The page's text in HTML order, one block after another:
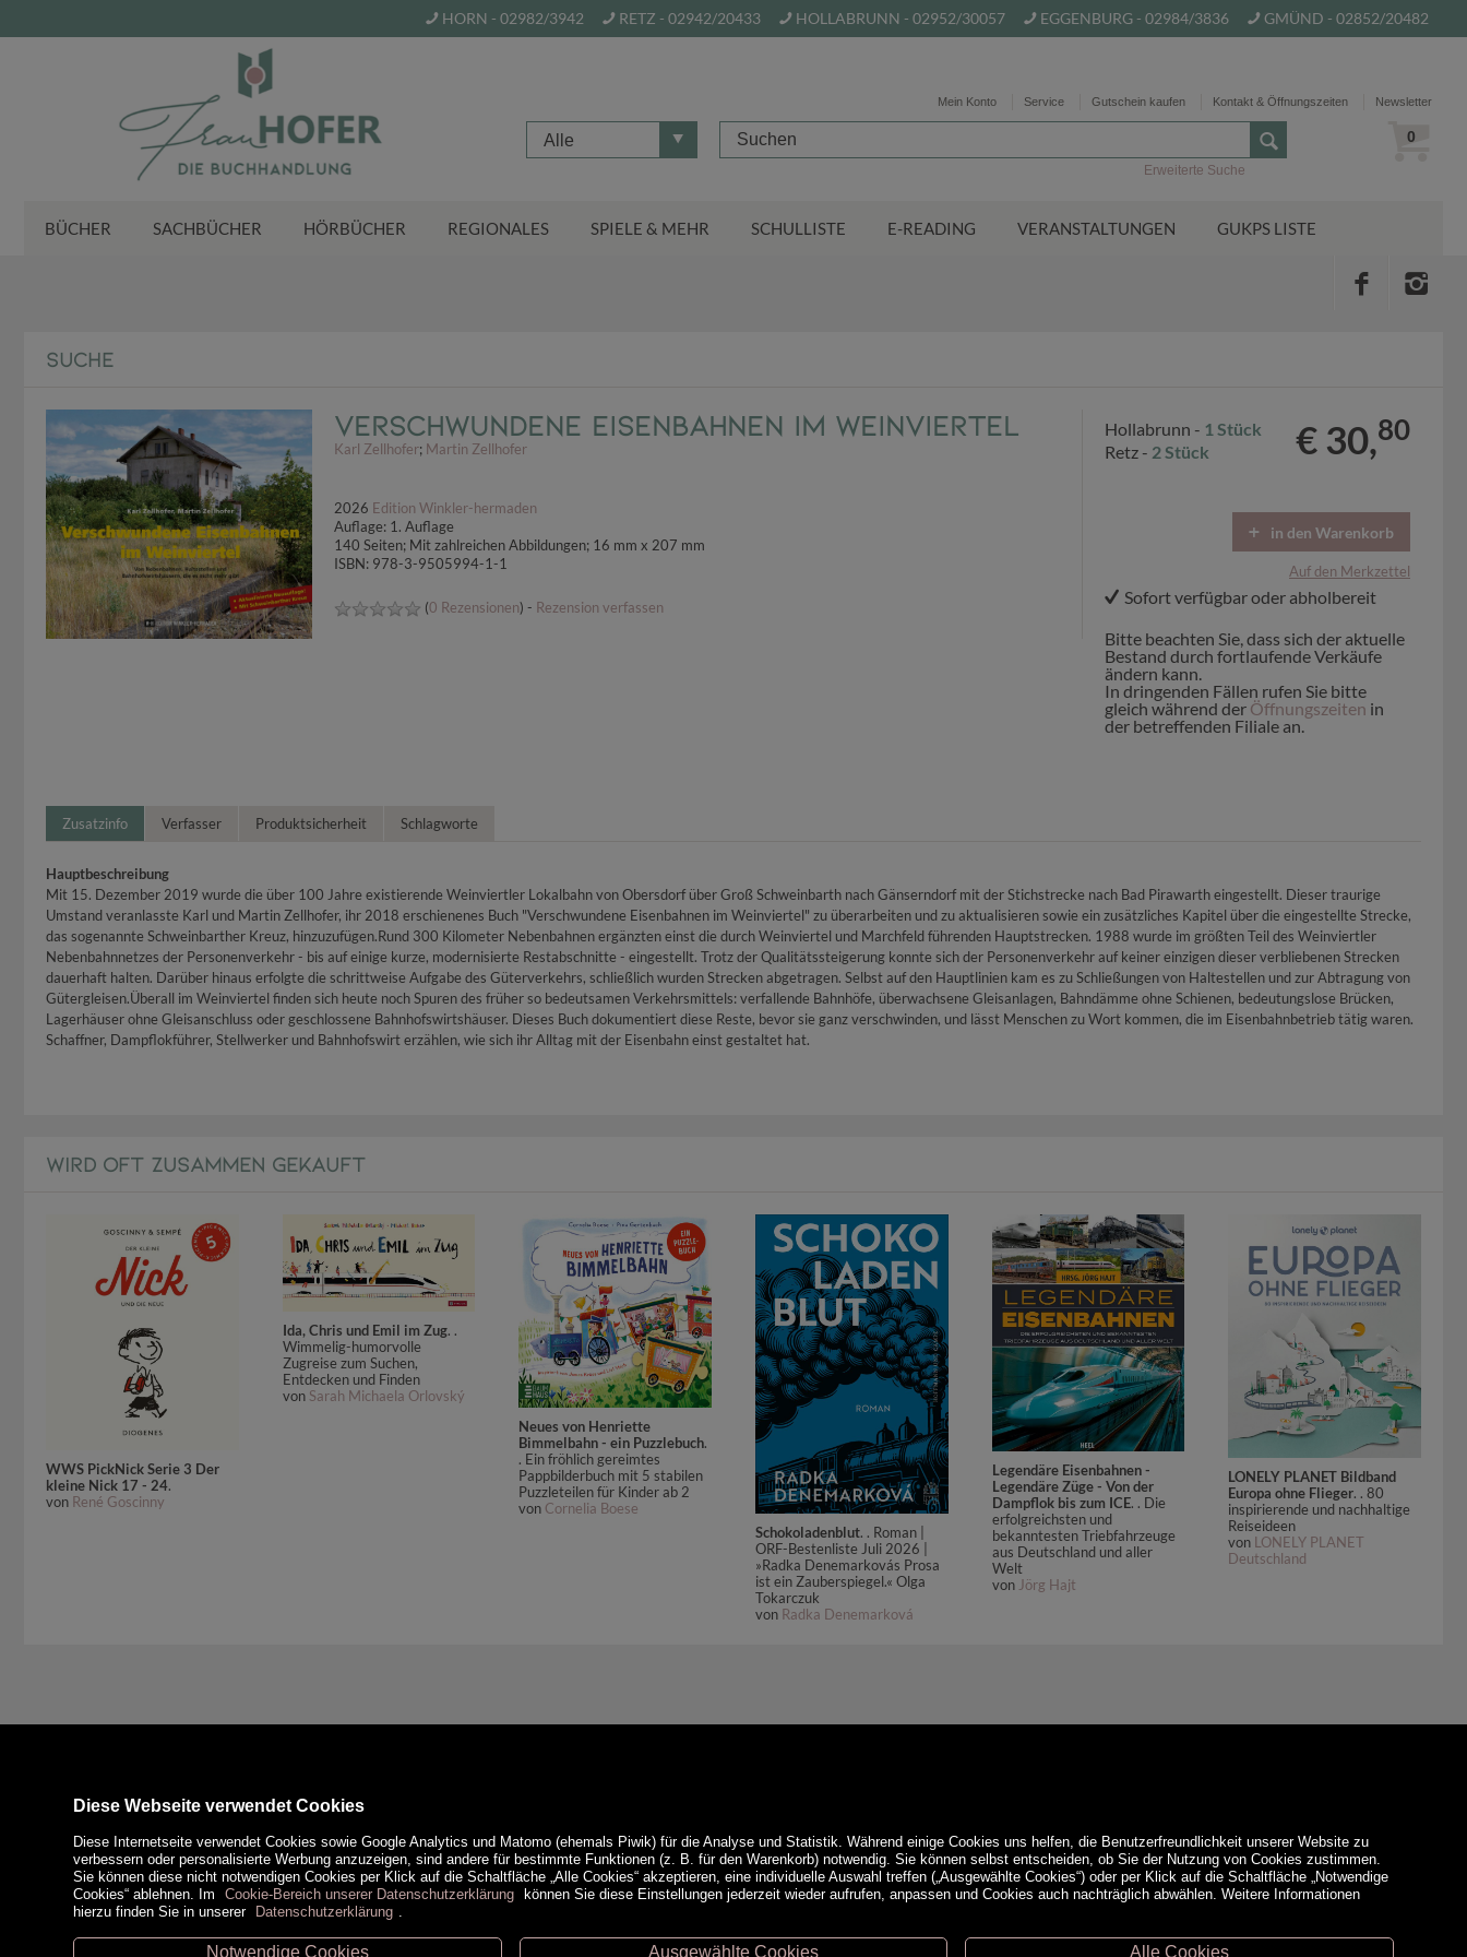
HORN - 02982/3942 RETZ - 02942/20433 HOLLABRUNN - 02952/30057 EGGENBURG - 02984/3836 GMÜND - 02852/20482
Mein Konto Service Gutschein kaufen Kontakt & Öffnungszeiten Newsletter
Alle 0
Erweiterte Suche
BÜCHER SACHBÜCHER HÖRBÜCHER REGIONALES SPIELE & MEHR SCHULLISTE E-READING VERANSTALTUNGEN GUKPS LISTE
SUCHE
Verschwundene Eisenbahnen im Weinviertel
Karl Zellhofer; Martin Zellhofer
2026 Edition Winkler-hermaden
Auflage: 1. Auflage
140 Seiten; Mit zahlreichen Abbildungen; 16 mm x 207 mm
ISBN: 978-3-9505994-1-1
(0 Rezensionen) - Rezension verfassen
Hollabrunn - 1 Stück
Retz - 2 Stück € 30,80
in den Warenkorb
Auf den Merkzettel
Sofort verfügbar oder abholbereit
Bitte beachten Sie, dass sich der aktuelle
Bestand durch fortlaufende Verkäufe
ändern kann.
In dringenden Fällen rufen Sie bitte
gleich während der Öffnungszeiten in
der betreffenden Filiale an.
Zusatzinfo Verfasser Produktsicherheit Schlagworte
Hauptbeschreibung
Mit 15. Dezember 2019 wurde die über 100 Jahre existierende Weinviertler Lokalbahn von Obersdorf über Groß Schweinbarth nach Gänserndorf mit der Stichstrecke nach Bad Pirawarth eingestellt. Dieser traurige
Umstand veranlasste Karl und Martin Zellhofer, ihr 2018 erschienenes Buch "Verschwundene Eisenbahnen im Weinviertel" zu überarbeiten und zu aktualisieren sowie ein zusätzliches Kapitel über die eingestellte Strecke,
das sogenannte Schweinbarther Kreuz, hinzuzufügen.Rund 300 Kilometer Nebenbahnen ergänzten einst die durch Weinviertel und Marchfeld führenden Hauptstrecken. 1988 wurde im größten Teil des Weinviertler
Nebenbahnnetzes der Personenverkehr - bis auf einige kurze, modernisierte Restabschnitte - eingestellt. Trotz der Qualitätssteigerung konnte sich der Personenverkehr auf keiner einzigen dieser verbliebenen Strecken
dauerhaft halten. Darüber hinaus erfolgte die schrittweise Aufgabe des Güterverkehrs, schließlich wurden Strecken abgetragen. Selbst auf den Hauptlinien kam es zu Schließungen von Haltestellen und zur Abtragung von
Gütergleisen.Überall im Weinviertel finden sich heute noch Spuren des früher so bedeutsamen Verkehrsmittels: verfallende Bahnhöfe, überwachsene Gleisanlagen, Bahndämme ohne Schienen, bedeutungslose Brücken,
Lagerhäuser ohne Gleisanschluss oder geschlossene Bahnhofswirtshäuser. Dieses Buch dokumentiert diese Reste, bevor sie ganz verschwinden, und lässt Menschen zu Wort kommen, die im Eisenbahnbetrieb tätig waren.
Schaffner, Dampflokführer, Stellwerker und Bahnhofswirt erzählen, wie sich ihr Alltag mit der Eisenbahn einst gestaltet hat.
WIRD OFT ZUSAMMEN GEKAUFT
WWS PickNick Serie 3 Der
kleine Nick 17 - 24.
von René Goscinny
Ida, Chris und Emil im Zug. .
Wimmelig-humorvolle
Zugreise zum Suchen,
Entdecken und Finden
von Sarah Michaela Orlovský
Neues von Henriette
Bimmelbahn - ein Puzzlebuch.
. Ein fröhlich gereimtes
Pappbilderbuch mit 5 stabilen
Puzzleteilen für Kinder ab 2
von Cornelia Boese
Schokoladenblut. . Roman |
ORF-Bestenliste Juli 2026 |
»Radka Denemarkovás Prosa
ist ein Zauberspiegel.« Olga
Tokarczuk
von Radka Denemarková
Legendäre Eisenbahnen -
Legendäre Züge - Von der
Dampflok bis zum ICE. . Die
erfolgreichsten und
bekanntesten Triebfahrzeuge
aus Deutschland und aller
Welt
von Jörg Hajt
LONELY PLANET Bildband
Europa ohne Flieger. . 80
inspirierende und nachhaltige
Reiseideen
von LONELY PLANET
Deutschland
Diese Webseite verwendet Cookies
Diese Internetseite verwendet Cookies sowie Google Analytics und Matomo (ehemals Piwik) für die Analyse und Statistik. Während einige Cookies uns helfen, die Benutzerfreundlichkeit unserer Website zu
verbessern oder personalisierte Werbung anzuzeigen, sind andere für bestimmte Funktionen (z. B. für den Warenkorb) notwendig. Sie können selbst entscheiden, ob Sie der Nutzung von Cookies zustimmen.
Sie können diese nicht notwendigen Cookies per Klick auf die Schaltfläche „Alle Cookies“ akzeptieren, eine individuelle Auswahl treffen („Ausgewählte Cookies“) oder per Klick auf die Schaltfläche „Notwendige
Cookies“ ablehnen. Im
Cookie-Bereich unserer Datenschutzerklärung
können Sie diese Einstellungen jederzeit wieder aufrufen, anpassen und Cookies auch nachträglich abwählen. Weitere Informationen
hierzu finden Sie in unserer
Datenschutzerklärung
Notwendige Cookies Ausgewählte Cookies Alle Cookies